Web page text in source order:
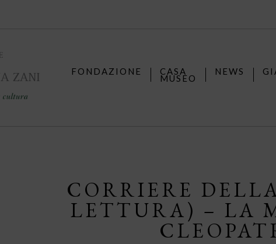
FONDAZIONE CASA
MUSEO
NEWS
CORRIERE
LETTURA) – LA